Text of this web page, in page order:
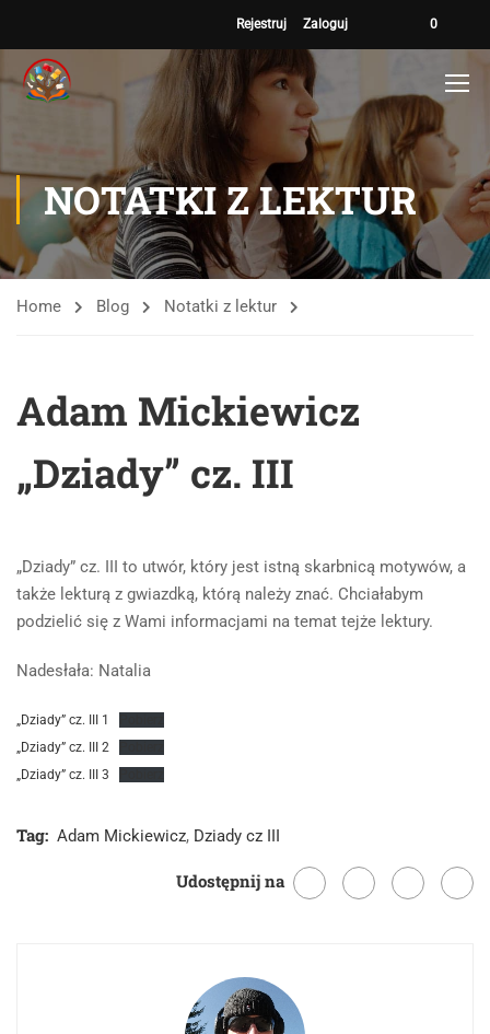
Rejestruj Zaloguj 0
NOTATKI Z LEKTUR
Home Blog Notatki z lektur
Adam Mickiewicz
„Dziady” cz. III
„Dziady” cz. III to utwór, który jest istną skarbnicą motywów, a
także lekturą z gwiazdką, którą należy znać. Chciałabym
podzielić się z Wami informacjami na temat tejże lektury.
Nadesłała: Natalia
„Dziady” cz. III 1
„Dziady” cz. III 2
„Dziady” cz. III 3
Tag: Adam Mickiewicz, Dziady cz III
Udostępnij na